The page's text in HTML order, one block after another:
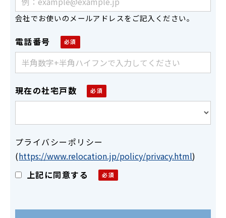
会社でお使いのメールアドレスをご記入ください。
電話番号
現在の社宅戸数
プライバシーポリシー
(https://www.relocation.jp/policy/privacy.html)
上記に同意する